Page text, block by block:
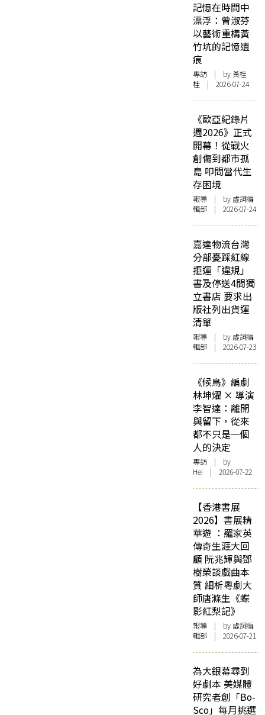
記憶在時間中
漂浮：曾淑芬
以藝術重構黃
竹坑的記憶遺
痕
專訪 | by 黃桂
桂 | 2026-07-24
《歐亞紀錄片
週2026》正式
開幕！從戰火
創傷到都市孤
島 叩問當代生
存困境
報導 | by 虛詞編
輯部 | 2026-07-24
嘉達物流台灣
分部憂踩紅線
拒運「違規」
書及停送4間獨
立書店 要求出
版社列出貨運
清單
報導 | by 虛詞編
輯部 | 2026-07-23
《候鳥》編劇
林坤燿 × 導演
李智達：離開
與留下，從來
都不只是一個
人的決定
專訪 | by
Hei | 2026-07-22
【香港書展
2026】書展精
華遊 ：羅家英
傳奇生涯大回
顧 阮兆輝與鄧
樹榮談戲曲本
質 細析粵劇大
師唐滌生《蝶
影紅梨記》
報導 | by 虛詞編
輯部 | 2026-07-21
為大銀幕尋到
好劇本 美媒體
研究者創「Bo-
Sco」每月挑選